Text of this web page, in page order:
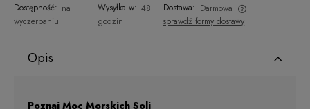
Dostępność: na
wyczerpaniu
Wysyłka w: 48
godzin
Dostawa: Darmowa
Cena nie zawiera ewentualnych kosztów płatności
sprawdź formy dostawy
Opis
Poznaj Moc Morskich Soli